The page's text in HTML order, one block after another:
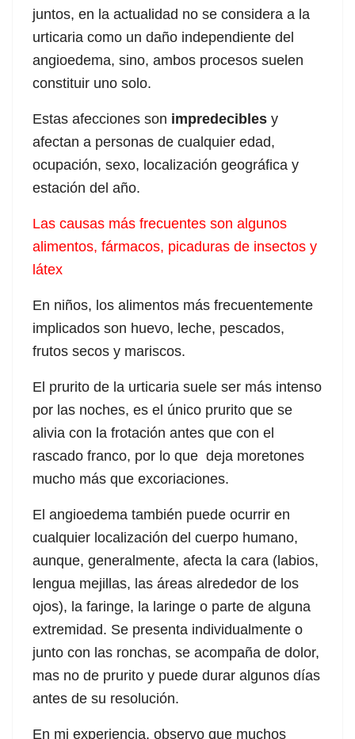
juntos, en la actualidad no se considera a la
urticaria como un daño independiente del
angioedema, sino, ambos procesos suelen
constituir uno solo.
Estas afecciones son impredecibles y
afectan a personas de cualquier edad,
ocupación, sexo, localización geográfica y
estación del año.
Las causas más frecuentes son algunos
alimentos, fármacos, picaduras de insectos y
látex
En niños, los alimentos más frecuentemente
implicados son huevo, leche, pescados,
frutos secos y mariscos.
El prurito de la urticaria suele ser más intenso
por las noches, es el único prurito que se
alivia con la frotación antes que con el
rascado franco, por lo que deja moretones
mucho más que excoriaciones.
El angioedema también puede ocurrir en
cualquier localización del cuerpo humano,
aunque, generalmente, afecta la cara (labios,
lengua mejillas, las áreas alrededor de los
ojos), la faringe, la laringe o parte de alguna
extremidad. Se presenta individualmente o
junto con las ronchas, se acompaña de dolor,
mas no de prurito y puede durar algunos días
antes de su resolución.
En mi experiencia, observo que muchos